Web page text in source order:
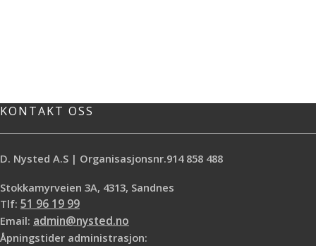
KONTAKT OSS
D. Nysted A.S | Organisasjonsnr.914 858 488
Stokkamyrveien 3A, 4313, Sandnes
Tlf: 51 96 19 99
Email: admin@nysted.no
Åpningstider administrasjon: